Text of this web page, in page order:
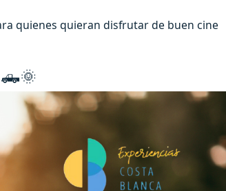
quienes quieran disfrutar de buen cine
🛻🌞